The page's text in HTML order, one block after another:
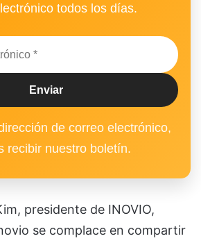
todos los días.
de correo electrónico,
recibir nuestro boletín.
presidente de INOVIO,
se complace en compartir